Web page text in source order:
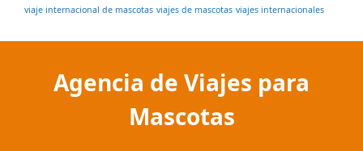
viaje internacional de mascotas viajes de mascotas viajes internacionales
Agencia de Viajes para
Mascotas